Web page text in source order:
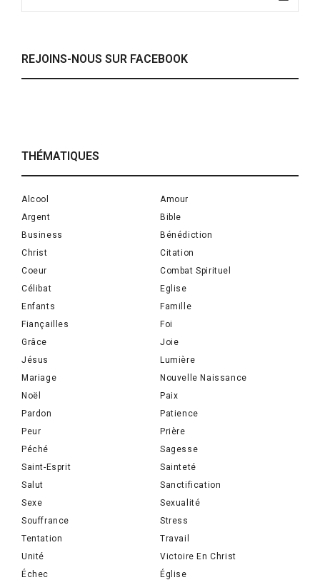
REJOINS-NOUS SUR FACEBOOK
THÉMATIQUES
Alcool
Amour
Argent
Bible
Business
Bénédiction
Christ
Citation
Coeur
Combat Spirituel
Célibat
Eglise
Enfants
Famille
Fiançailles
Foi
Grâce
Joie
Jésus
Lumière
Mariage
Nouvelle Naissance
Noël
Paix
Pardon
Patience
Peur
Prière
Péché
Sagesse
Saint-Esprit
Sainteté
Salut
Sanctification
Sexe
Sexualité
Souffrance
Stress
Tentation
Travail
Unité
Victoire En Christ
Échec
Église